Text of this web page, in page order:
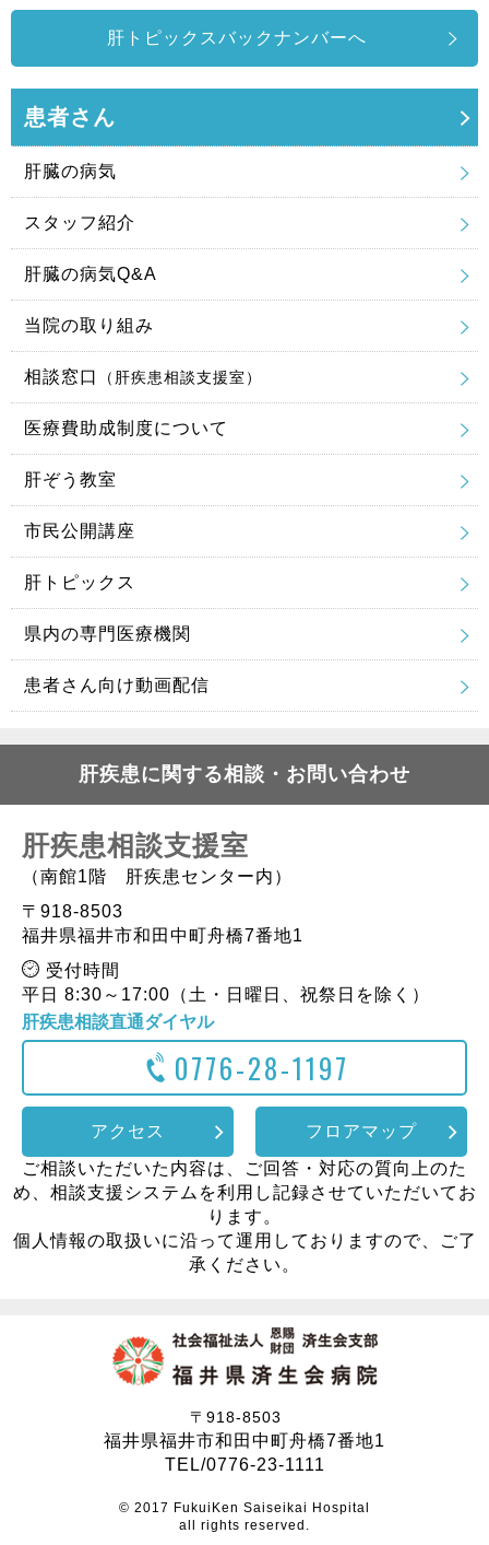
肝トピックスバックナンバーへ
患者さん
肝臓の病気
スタッフ紹介
肝臓の病気Q&A
当院の取り組み
相談窓口 （肝疾患相談支援室）
医療費助成制度について
肝ぞう教室
市民公開講座
肝トピックス
県内の専門医療機関
患者さん向け動画配信
肝疾患に関する相談・お問い合わせ
肝疾患相談支援室
（南館1階 肝疾患センター内）
〒918-8503
福井県福井市和田中町舟橋7番地1
受付時間
平日 8:30～17:00（土・日曜日、祝祭日を除く）
肝疾患相談直通ダイヤル
0776-28-1197
アクセス
フロアマップ
ご相談いただいた内容は、ご回答・対応の質向上のた
め、相談支援システムを利用し記録させていただいてお
ります。
個人情報の取扱いに沿って運用しておりますので、ご了
承ください。
〒918-8503
福井県福井市和田中町舟橋7番地1
TEL/0776-23-1111
© 2017 FukuiKen Saiseikai Hospital
all rights reserved.